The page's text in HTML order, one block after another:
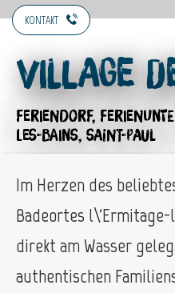
KONTAKT
Village
FERIENDORF,
LES-BAINS, SAINT-PAUL
Im Herzen des
Badeortes l\'Ermitage-
direkt am Wasser
authentischen